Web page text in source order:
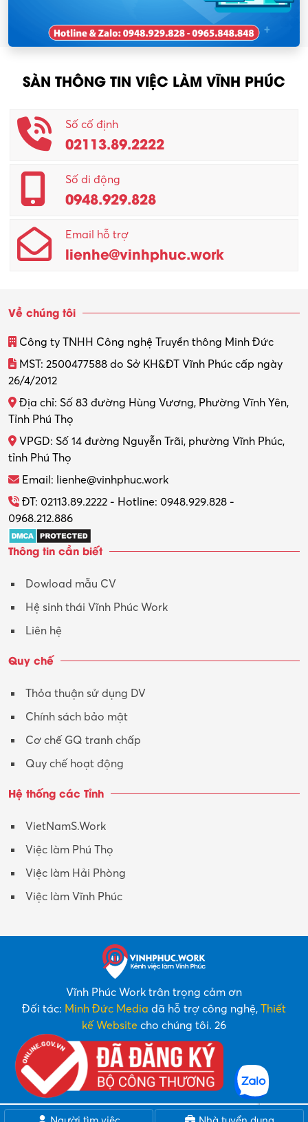
SÀN THÔNG TIN VIỆC LÀM VĨNH PHÚC
Số cố định
02113.89.2222
Số di động
0948.929.828
Email hỗ trợ
lienhe@vinhphuc.work
Về chúng tôi
Công ty TNHH Công nghệ Truyền thông Minh Đức
MST: 2500477588 do Sở KH&ĐT Vĩnh Phúc cấp ngày
26/4/2012
Địa chỉ: Số 83 đường Hùng Vương, Phường Vĩnh Yên,
Tỉnh Phú Thọ
VPGD: Số 14 đường Nguyễn Trãi, phường Vĩnh Phúc,
tỉnh Phú Thọ
Email: lienhe@vinhphuc.work
ĐT: 02113.89.2222 - Hotline: 0948.929.828 -
0968.212.886
Thông tin cần biết
Dowload mẫu CV
Hệ sinh thái Vĩnh Phúc Work
Liên hệ
Quy chế
Thỏa thuận sử dụng DV
Chính sách bảo mật
Cơ chế GQ tranh chấp
Quy chế hoạt động
Hệ thống các Tỉnh
VietNamS.Work
Việc làm Phú Thọ
Việc làm Hải Phòng
Việc làm Vĩnh Phúc
Vĩnh Phúc Work trân trọng cảm ơn
Đối tác: Minh Đức Media đã hỗ trợ công nghệ, Thiết
kế Website cho chúng tôi. 26